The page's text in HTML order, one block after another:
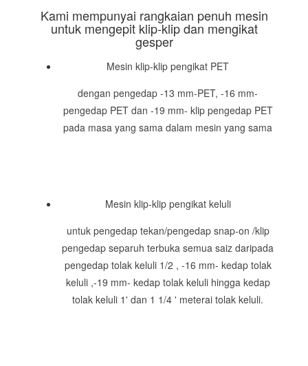
Kami mempunyai rangkaian penuh mesin
untuk mengepit klip-klip dan mengikat
gesper
Mesin klip-klip pengikat PET
dengan pengedap -13 mm-PET, -16 mm-
pengedap PET dan -19 mm- klip pengedap PET
pada masa yang sama dalam mesin yang sama
Mesin klip-klip pengikat keluli
untuk pengedap tekan/pengedap snap-on /klip
pengedap separuh terbuka semua saiz daripada
pengedap tolak keluli 1/2 , -16 mm- kedap tolak
keluli ,-19 mm- kedap tolak keluli hingga kedap
tolak keluli 1' dan 1 1/4 ' meterai tolak keluli.